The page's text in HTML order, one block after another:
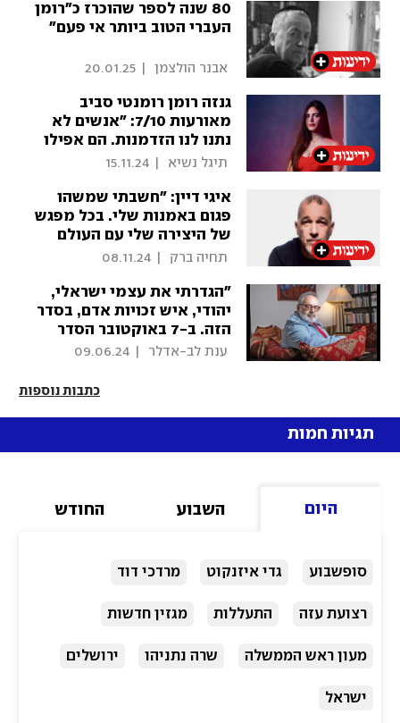
80 שנה לספר שהוכרז כ"רומן
העברי הטוב ביותר אי פעם"
אבנר הולצמן 20.01.25
גנזה רומן רומנטי סביב
מאורעות 7/10: "אנשים לא
נתנו לנו הזדמנות. הם אפילו
לא ידעו על מה הסיפור"
תיגל נשיא 15.11.24
איגי דיין: "חשבתי שמשהו
פגום באמנות שלי. בכל מפגש
של היצירה שלי עם העולם
החיצוני הייתה צרימה"
תחיה ברק 08.11.24
"הגדרתי את עצמי ישראלי,
יהודי, איש זכויות אדם, בסדר
הזה. ב-7 באוקטובר הסדר
השתנה"
ענת לב-אדלר 09.06.24
כתבות נוספות
תגיות חמות
היום השבוע החודש
סופשבוע גדי איזנקוט מרדכי דוד
רצועת עזה התעללות מגזין חדשות
מעון ראש הממשלה שרה נתניהו ירושלים
ישראל